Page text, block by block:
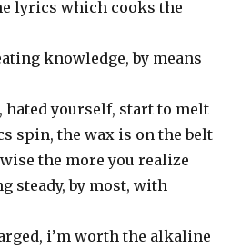
lyrics which cooks the
knowledge, by means
hated yourself, start to melt
spin, the wax is on the belt
the more you realize
steady, by most, with
i’m worth the alkaline